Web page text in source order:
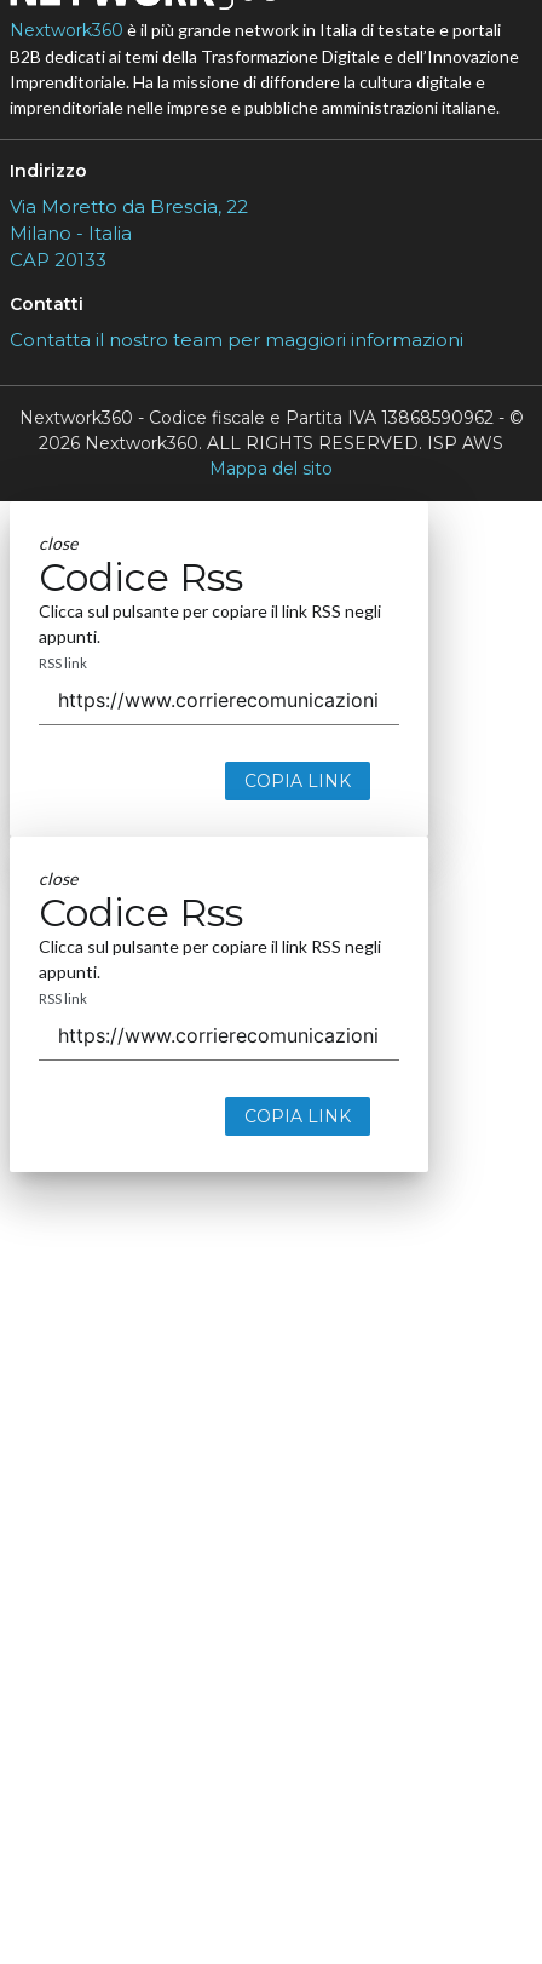
Nextwork360 è il più grande network in Italia di testate e portali
B2B dedicati ai temi della Trasformazione Digitale e dell’Innovazione
Imprenditoriale. Ha la missione di diffondere la cultura digitale e
imprenditoriale nelle imprese e pubbliche amministrazioni italiane.
Indirizzo
Via Moretto da Brescia, 22
Milano - Italia
CAP 20133
Contatti
Contatta il nostro team per maggiori informazioni
Nextwork360 - Codice fiscale e Partita IVA 13868590962 - ©
2026 Nextwork360. ALL RIGHTS RESERVED. ISP AWS
Mappa del sito
close
Codice Rss
Clicca sul pulsante per copiare il link RSS negli
appunti.
RSS link
COPIA LINK
close
Codice Rss
Clicca sul pulsante per copiare il link RSS negli
appunti.
RSS link
COPIA LINK